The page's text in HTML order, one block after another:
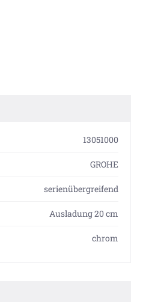
13051000
GROHE
serienübergreifend
Ausladung 20 cm
chrom